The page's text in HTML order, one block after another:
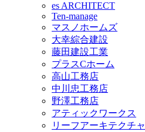
es ARCHITECT
Ten-manage
マスノホームズ
大幸綜合建設
藤田建設工業
プラスCホーム
高山工務店
中川忠工務店
野澤工務店
アティックワークス
リーフアーキテクチャ